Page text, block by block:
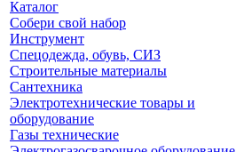
Каталог
Собери свой набор
Инструмент
Спецодежда, обувь, СИЗ
Строительные материалы
Сантехника
Электротехнические товары и
оборудование
Газы технические